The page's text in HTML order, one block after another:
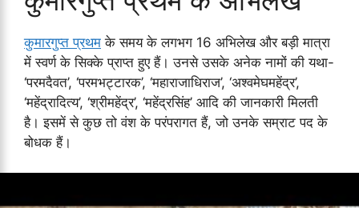
कुमारगुप्त प्रथम के समय के लगभग 16 अभिलेख और बड़ी मात्रा
में स्वर्ण के सिक्के प्राप्त हुए हैं। उनसे उसके अनेक नामों की यथा-
‘परमदैवत’, ‘परमभट्टारक’, ‘महाराजाधिराज’, ‘अश्वमेघमहेंद्र’,
‘महेंद्रादित्य’, ‘श्रीमहेंद्र’, ‘महेंद्रसिंह’ आदि की जानकारी मिलती
है। इसमें से कुछ तो वंश के परंपरागत हैं, जो उनके सम्राट पद के
बोधक हैं।